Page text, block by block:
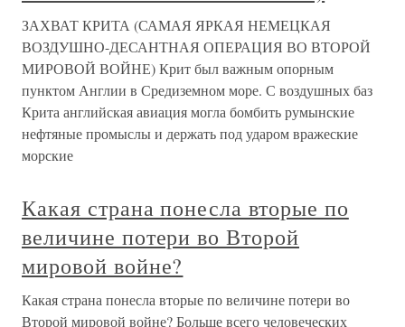
ЗАХВАТ КРИТА (САМАЯ ЯРКАЯ НЕМЕЦКАЯ
ВОЗДУШНО-ДЕСАНТНАЯ ОПЕРАЦИЯ ВО ВТОРОЙ
МИРОВОЙ ВОЙНЕ) Крит был важным опорным
пунктом Англии в Средиземном море. С воздушных баз
Крита английская авиация могла бомбить румынские
нефтяные промыслы и держать под ударом вражеские
морские
Какая страна понесла вторые по
величине потери во Второй
мировой войне?
Какая страна понесла вторые по величине потери во
Второй мировой войне? Больше всего человеческих